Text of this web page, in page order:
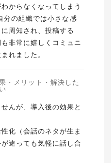
からなくなってしまう
分の組織では小さな感
周知され、投稿する
非常に嬉しくコミュニ
れました。
・メリット・解決した
んが、導入後の効果と
化（会話のネタが生ま
違っても気軽に話し合